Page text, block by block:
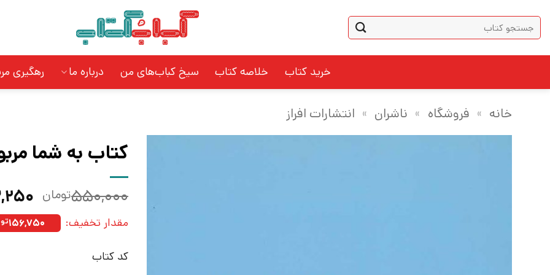
content
جستجو
برای:
خرید کتاب خلاصه کتاب سیخ کباب‌های من درباره ما رهگیری
خانه » فروشگاه » ناشران » انتشارات افراز
کتاب به شما
۵۵۰,۰۰۰تومان
مقدار تخفیف: ۱۵۶,۷۵۰
کد کتاب